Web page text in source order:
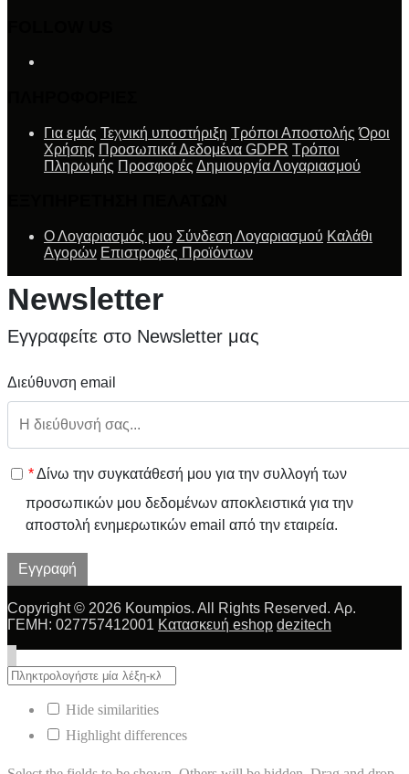
Για εμάς Τεχνική υποστήριξη Τρόποι Αποστολής Όροι
Χρήσης Προσωπικά Δεδομένα GDPR Τρόποι
Πληρωμής Προσφορές Δημιουργία Λογαριασμού
Ο Λογαριασμός μου Σύνδεση Λογαριασμού Καλάθι
Αγορών Επιστροφές Προϊόντων
Newsletter
Εγγραφείτε στο Newsletter μας
Διεύθυνση email
*Δίνω την συγκατάθεσή μου για την συλλογή των
προσωπικών μου δεδομένων αποκλειστικά για την
αποστολή ενημερωτικών email από την εταιρεία.
Εγγραφή
Copyright © 2026 Koumpios. All Rights Reserved. Αρ.
ΓΕΜΗ: 027757412001 Κατασκευή eshop dezitech
Hide similarities
Highlight differences